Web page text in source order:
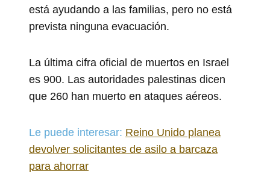
está ayudando a las familias, pero no está
prevista ninguna evacuación.
La última cifra oficial de muertos en Israel
es 900. Las autoridades palestinas dicen
que 260 han muerto en ataques aéreos.
Le puede interesar: Reino Unido planea
devolver solicitantes de asilo a barcaza
para ahorrar